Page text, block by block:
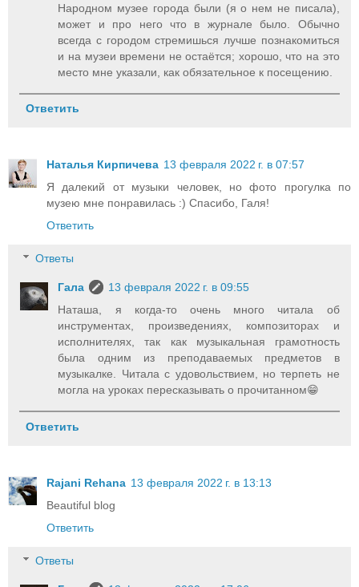
Народном музее города были (я о нем не писала),
может и про него что в журнале было. Обычно
всегда с городом стремишься лучше познакомиться
и на музеи времени не остаётся; хорошо, что на это
место мне указали, как обязательное к посещению.
Ответить
Наталья Кирпичева 13 февраля 2022 г. в 07:57
Я далекий от музыки человек, но фото прогулка по
музею мне понравилась :) Спасибо, Галя!
Ответить
Ответы
Гала
13 февраля 2022 г. в 09:55
Наташа, я когда-то очень много читала об
инструментах, произведениях, композиторах и
исполнителях, так как музыкальная грамотность
была одним из преподаваемых предметов в
музыкалке. Читала с удовольствием, но терпеть не
могла на уроках пересказывать о прочитанном😁
Ответить
Rajani Rehana 13 февраля 2022 г. в 13:13
Beautiful blog
Ответить
Ответы